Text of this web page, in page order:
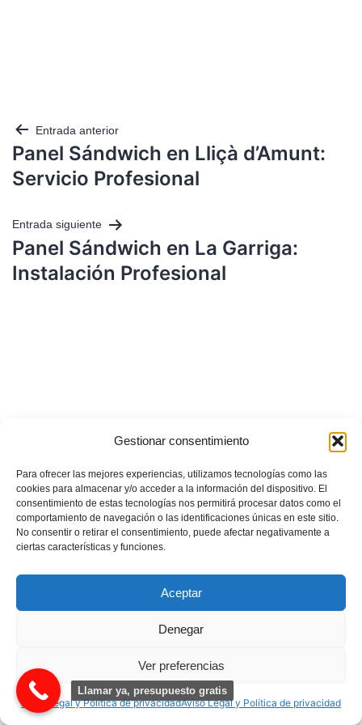
Gestionar consentimiento
Para ofrecer las mejores experiencias, utilizamos tecnologías como las
cookies para almacenar y/o acceder a la información del dispositivo. El
consentimiento de estas tecnologías nos permitirá procesar datos como el
comportamiento de navegación o las identificaciones únicas en este sitio.
No consentir o retirar el consentimiento, puede afectar negativamente a
ciertas características y funciones.
Aceptar
Denegar
Ver preferencias
Aviso Legal y Política de privacidadAviso Legal y Política de privacidad
Entrada anterior
Panel Sándwich en Lliçà d’Amunt:
Servicio Profesional
Entrada siguiente
Panel Sándwich en La Garriga:
Instalación Profesional
Llamar ya, presupuesto gratis